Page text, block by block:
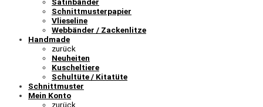
Satinbänder
Schnittmusterpapier
Vlieseline
Webbänder / Zackenlitze
Handmade
zurück
Neuheiten
Kuscheltiere
Schultüte / Kitatüte
Schnittmuster
Mein Konto
zurück